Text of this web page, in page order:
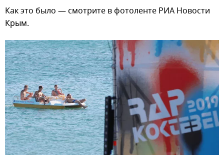
Как это было — смотрите в фотоленте РИА Новости
Крым.